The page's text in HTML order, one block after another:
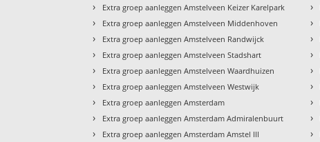
› Extra groep aanleggen Amstelveen Keizer Karelpark
› Extra groep aanleggen Amstelveen Middenhoven
› Extra groep aanleggen Amstelveen Randwijck
› Extra groep aanleggen Amstelveen Stadshart
› Extra groep aanleggen Amstelveen Waardhuizen
› Extra groep aanleggen Amstelveen Westwijk
› Extra groep aanleggen Amsterdam
› Extra groep aanleggen Amsterdam Admiralenbuurt
› Extra groep aanleggen Amsterdam Amstel III
›
›
›
›
›
›
›
›
›